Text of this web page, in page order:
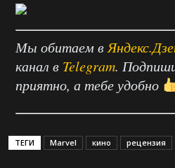
Мы обитаем в
канал в Telegram.
приятно, а тебе удобно
ТЕГИ Marvel кино рецензия